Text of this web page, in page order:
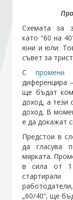
Стани член
Схемата за
като "60 на
юни и юли.
съвет за
С
диференцира
ще бъдат
доход, а тези
доход. В
е да докажат
Предстои в
да гласува
мярката.
в сила от 1
„60/40“, ще